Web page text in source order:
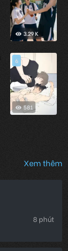
3.29 K
581
6
Xem thêm
8 phút